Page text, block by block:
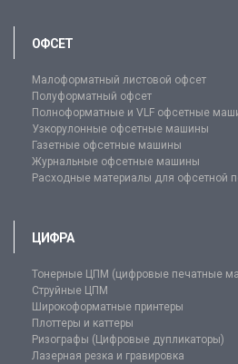
ОФСЕТ
Малоформатный листовой офсет
Полуформатный офсет
Полноформатные и VLF офсетные
Узкорулонные офсетные машины
Газетные офсетные машины
Журнальные офсетные машины
Расходные материалы для офсетной
ЦИФРА
Тонерные ЦПМ (цифровые печатные
Струйные ЦПМ
Широкоформатные принтеры
Плоттеры и каттеры
Ризографы (Цифровые дупликаторы)
Лазерная резка и гравировка